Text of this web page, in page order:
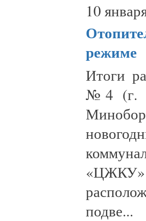
10
режиме
Итоги
№4 (г.
подве...